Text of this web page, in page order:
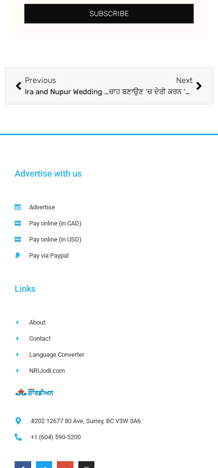
SUBSCRIBE
Previous
Ira and Nupur Wedding Card : ਇਸ ਦਿਨ ਦੁਲਹਨ ਬਣੇਗੀ ਆਮਿਰ ਖ਼ਾਨ ਦੀ ਲਾਡਲੀ, ਮੁੰਬਈ ‘ਚ ਹੋਵੇਗੀ ਗ੍ਰੈਂਡ ਵੈਡਿੰਗ
Next
ਚਾਹ ਬਣਾਉਣ ‘ਚ ਦੇਰੀ ਕਰਨ ‘ਤੇ ਪਤੀ ਨੇ ਗੁੱਸੇ ‘ਚ ਆ ਕੇ ਪਤਨੀ ਦਾ ਤਲਵਾਰ ਨਾਲ ਵੱਢ ਕੇ ਕੀਤਾ ਕਤਲ, ਚੀਕ ਸੁਣ ਕੇ ਪਹੁੰਚੇ ਬੱਚੇ ‘ਤੇ ਵੀ ਕੀਤਾ ਹਮਲਾ
Advertise with us
Advertise
Pay online (in CAD)
Pay online (in USD)
Pay via Paypal
Links
About
Contact
Language Converter
NRIJodi.com
#202 12677 80 Ave, Surrey, BC V3W 3A6
+1 (604) 590-5200